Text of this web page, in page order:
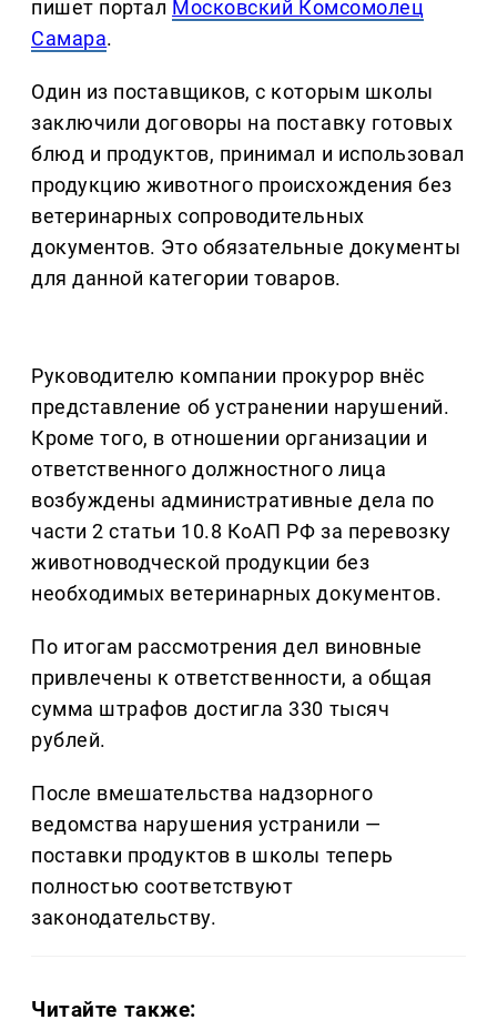
пишет портал Московский Комсомолец
Самара.
Один из поставщиков, с которым школы
заключили договоры на поставку готовых
блюд и продуктов, принимал и использовал
продукцию животного происхождения без
ветеринарных сопроводительных
документов. Это обязательные документы
для данной категории товаров.
Руководителю компании прокурор внёс
представление об устранении нарушений.
Кроме того, в отношении организации и
ответственного должностного лица
возбуждены административные дела по
части 2 статьи 10.8 КоАП РФ за перевозку
животноводческой продукции без
необходимых ветеринарных документов.
По итогам рассмотрения дел виновные
привлечены к ответственности, а общая
сумма штрафов достигла 330 тысяч
рублей.
После вмешательства надзорного
ведомства нарушения устранили —
поставки продуктов в школы теперь
полностью соответствуют
законодательству.
Читайте также: